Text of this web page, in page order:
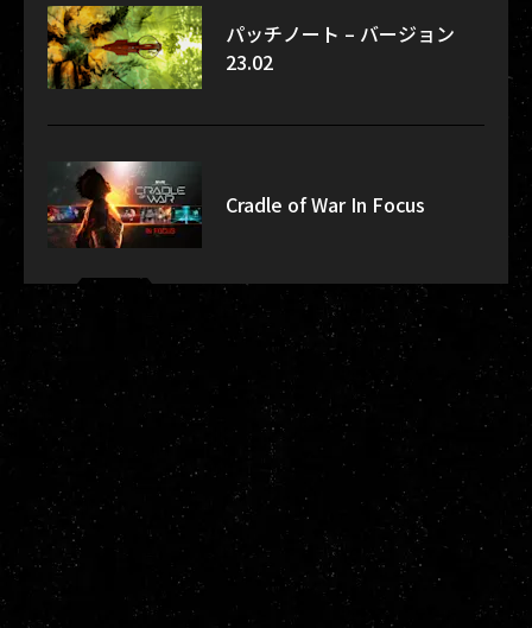
パッチノート – バージョン
23.02
Cradle of War In Focus